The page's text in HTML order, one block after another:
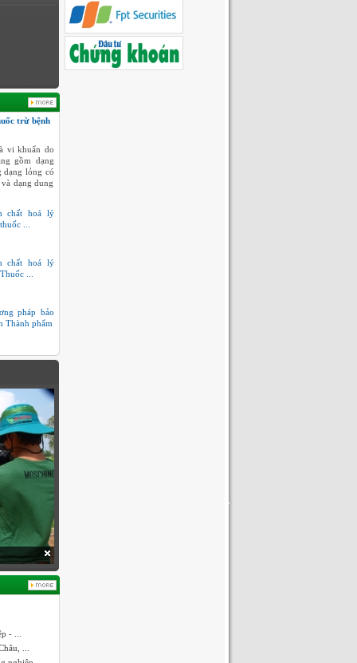
trừ bệnh
vi khuẩn do
gồm dạng
dạng lỏng có
dạng dung
chất hoá lý
...
chất hoá lý
...
pháp bảo
Thành phẩm
- ...
...